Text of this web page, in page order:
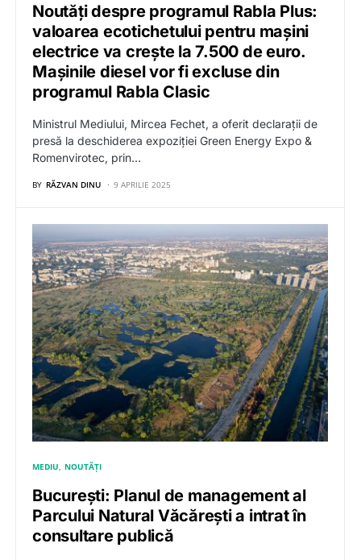
Noutăți despre programul Rabla Plus:
valoarea ecotichetului pentru mașini
electrice va crește la 7.500 de euro.
Mașinile diesel vor fi excluse din
programul Rabla Clasic
Ministrul Mediului, Mircea Fechet, a oferit declarații de
presă la deschiderea expoziției Green Energy Expo &
Romenvirotec, prin…
BY RĂZVAN DINU 9 APRILIE 2025
MEDIU NOUTĂȚI
București: Planul de management al
Parcului Natural Văcărești a intrat în
consultare publică